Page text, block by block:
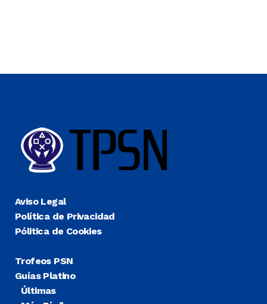
Aviso Legal
Política de Privacidad
Pólitica de Cookies
Trofeos PSN
Guías Platino
Últimas